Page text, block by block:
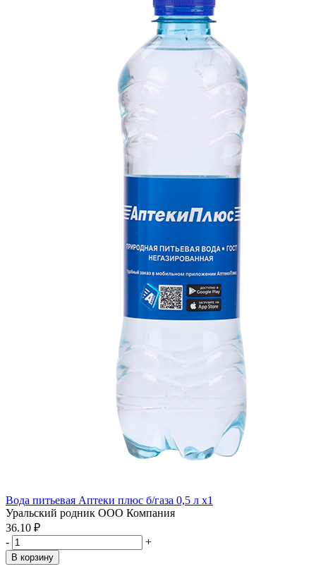
Вода питьевая Аптеки плюс б/газа 0,5 л x1
Уральский родник ООО Компания
36.10 ₽
-
+
В корзину